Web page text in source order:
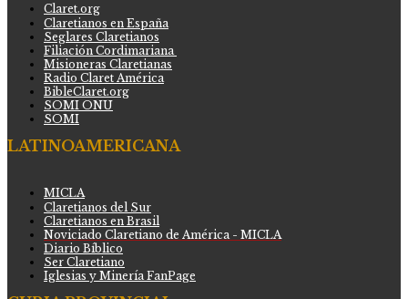
Claret.org
Claretianos en España
Seglares Claretianos
Filiación Cordimariana
Misioneras Claretianas
Radio Claret América
BibleClaret.org
SOMI ONU
SOMI
LATINOAMERICANA
MICLA
Claretianos del Sur
Claretianos en Brasil
Noviciado Claretiano de América - MICLA
Diario Bíblico
Ser Claretiano
Iglesias y Minería FanPage